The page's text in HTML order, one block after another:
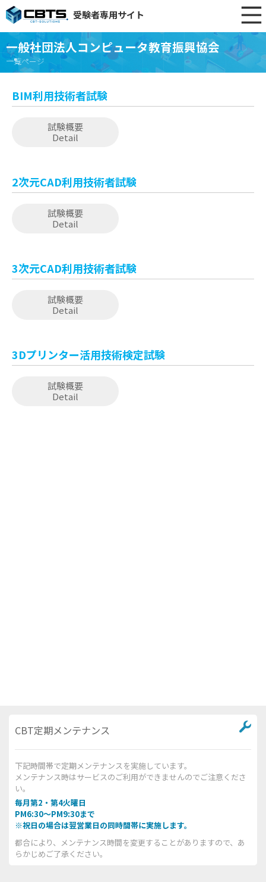
受験者専用サイト
一般社団法人コンピュータ教育振興協会
一覧ページ
BIM利用技術者試験
試験概要
Detail
2次元CAD利用技術者試験
試験概要
Detail
3次元CAD利用技術者試験
試験概要
Detail
3Dプリンター活用技術検定試験
試験概要
Detail
CBT定期メンテナンス
下記時間帯で定期メンテナンスを実施しています。
メンテナンス時はサービスのご利用ができませんのでご注意くださ
い。
毎月第2・第4火曜日
PM6:30～PM9:30まで
※祝日の場合は翌営業日の同時間帯に実施します。
都合により、メンテナンス時間を変更することがありますので、あ
らかじめご了承ください。